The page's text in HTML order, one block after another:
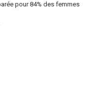
pour 84% des femmes